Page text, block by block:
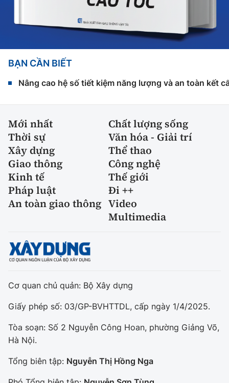
BẠN CẦN BIẾT
Nâng cao hệ số tiết kiệm năng lượng và an toàn kết
Mới nhất
Chất lượng sống
Thời sự
Văn hóa - Giải trí
Xây dựng
Thể thao
Giao thông
Công nghệ
Kinh tế
Thế giới
Pháp luật
Đi ++
An toàn giao thông Video
Multimedia
Cơ quan chủ quản: Bộ Xây dựng
Giấy phép số: 03/GP-BVHTTDL, cấp ngày 1/4/2025.
Tòa soạn: Số 2 Nguyễn Công Hoan, phường Giảng Võ,
Hà Nội.
Tổng biên tập: Nguyễn Thị Hồng Nga